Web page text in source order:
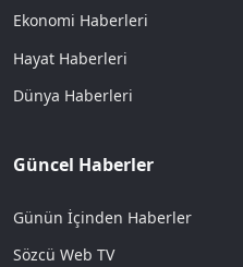
Ekonomi Haberleri
Hayat Haberleri
Dünya Haberleri
Güncel Haberler
Günün İçinden Haberler
Sözcü Web TV